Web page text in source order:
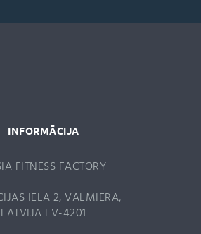
t
INFORMĀCIJA
FITNESS FACTORY
IELA 2, VALMIERA,
LATVIJA LV-4201